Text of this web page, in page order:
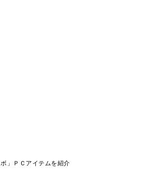
」ＰＣアイテムを紹介